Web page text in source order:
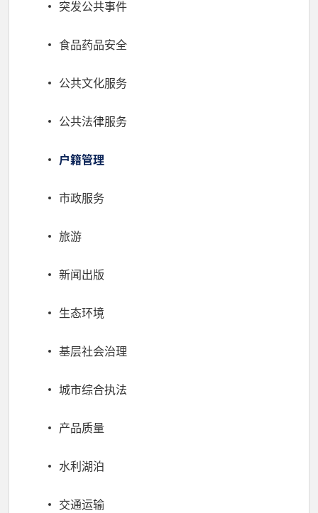
突发公共事件
食品药品安全
公共文化服务
公共法律服务
户籍管理
市政服务
旅游
新闻出版
生态环境
基层社会治理
城市综合执法
产品质量
水利湖泊
交通运输